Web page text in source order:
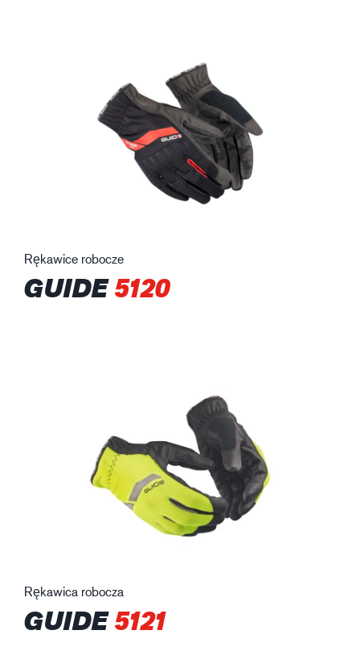
Rękawice robocze
GUIDE5120
Rękawica robocza
GUIDE5121